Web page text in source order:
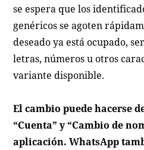
se espera que los
genéricos se agoten
deseado ya está ocupado,
letras, números u otros
variante disponible.
El cambio puede hacerse
“Cuenta” y “Cambio de
aplicación. WhatsApp